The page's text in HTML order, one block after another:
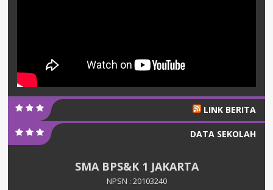
LINK BERITA
DATA SEKOLAH
SMA BPS&K 1 JAKARTA
NPSN : 20103240